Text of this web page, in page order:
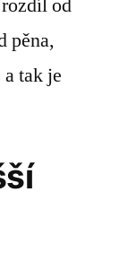
pěna,
tak je